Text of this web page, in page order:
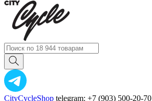
CityCycleShop telegram: +7 (903) 500-20-70